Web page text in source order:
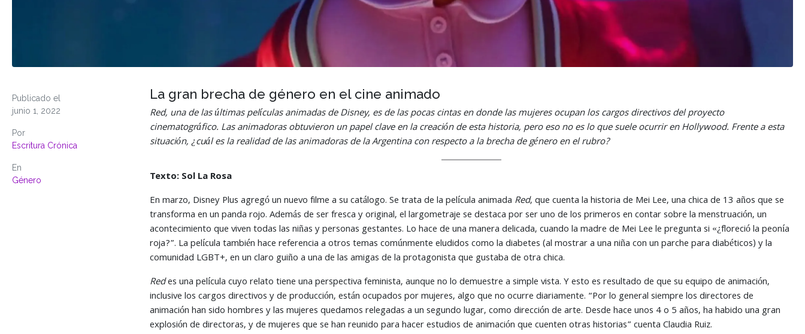
Publicado el
junio 1, 2022
Por
Escritura Crónica
En
Género
La gran brecha de género en el cine animado
Red, una de las últimas películas animadas de Disney, es de las pocas cintas en donde las mujeres ocupan los cargos directivos del proyecto
cinematográfico. Las animadoras obtuvieron un papel clave en la creación de esta historia, pero eso no es lo que suele ocurrir en Hollywood. Frente a esta
situación, ¿cuál es la realidad de las animadoras de la Argentina con respecto a la brecha de género en el rubro?
Texto: Sol La Rosa
En marzo, Disney Plus agregó un nuevo filme a su catálogo. Se trata de la película animada Red, que cuenta la historia de Mei Lee, una chica de 13 años que se
transforma en un panda rojo. Además de ser fresca y original, el largometraje se destaca por ser uno de los primeros en contar sobre la menstruación, un
acontecimiento que viven todas las niñas y personas gestantes. Lo hace de una manera delicada, cuando la madre de Mei Lee le pregunta si «¿floreció la peonía
roja?”. La película también hace referencia a otros temas comúnmente eludidos como la diabetes (al mostrar a una niña con un parche para diabéticos) y la
comunidad LGBT+, en un claro guiño a una de las amigas de la protagonista que gustaba de otra chica.
Redes una película cuyo relato tiene una perspectiva feminista, aunque no lo demuestre a simple vista. Y esto es resultado de que su equipo de animación,
inclusive los cargos directivos y de producción, están ocupados por mujeres, algo que no ocurre diariamente. “Por lo general siempre los directores de
animación han sido hombres y las mujeres quedamos relegadas a un segundo lugar, como dirección de arte. Desde hace unos 4 o 5 años, ha habido una gran
explosión de directoras, y de mujeres que se han reunido para hacer estudios de animación que cuenten otras historias” cuenta Claudia Ruiz.